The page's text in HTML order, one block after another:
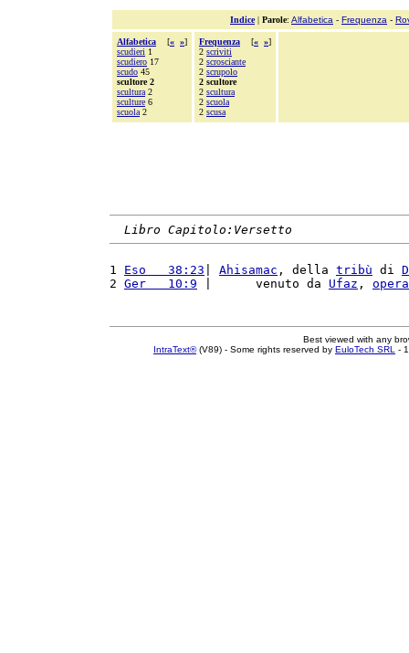
Indice| Parole: Alfabetica - Frequenza -
Alfabetica [« »]
scudieri 1
scudiero 17
scudo 45
scultore 2
scultura 2
sculture 6
scuola 2
Frequenza [« »]
2 scriviti
2 scrosciante
2 scrupolo
2 scultore
2 scultura
2 scuola
2 scusa
Libro Capitolo:Versetto
1 Eso   38:23 Ahisamac , della tribù di
2 Ger   10:9 |      venuto da Ufaz , opera
Best viewed with any
IntraText®(V89) - Some rights reserved by EuloTech SRL -